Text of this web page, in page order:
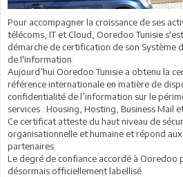
Pour accompagner la croissance de ses
télécoms, IT et Cloud, Ooredoo Tunisie
démarche de certification de son Système
de l'Information.
Aujourd’hui Ooredoo Tunisie a obtenu la
référence internationale en matière de
confidentialité de l’information sur le
services : Housing, Hosting, Business Mail
Ce certificat atteste du haut niveau de
organisationnelle et humaine et répond
partenaires.
Le degré de confiance accordé à Ooredoo
désormais officiellement labellisé.